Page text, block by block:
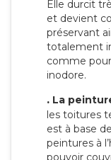
Elle durcit
et devient
préservant
totalement
comme
inodore.
. La
les toitures
est à base
peintures à